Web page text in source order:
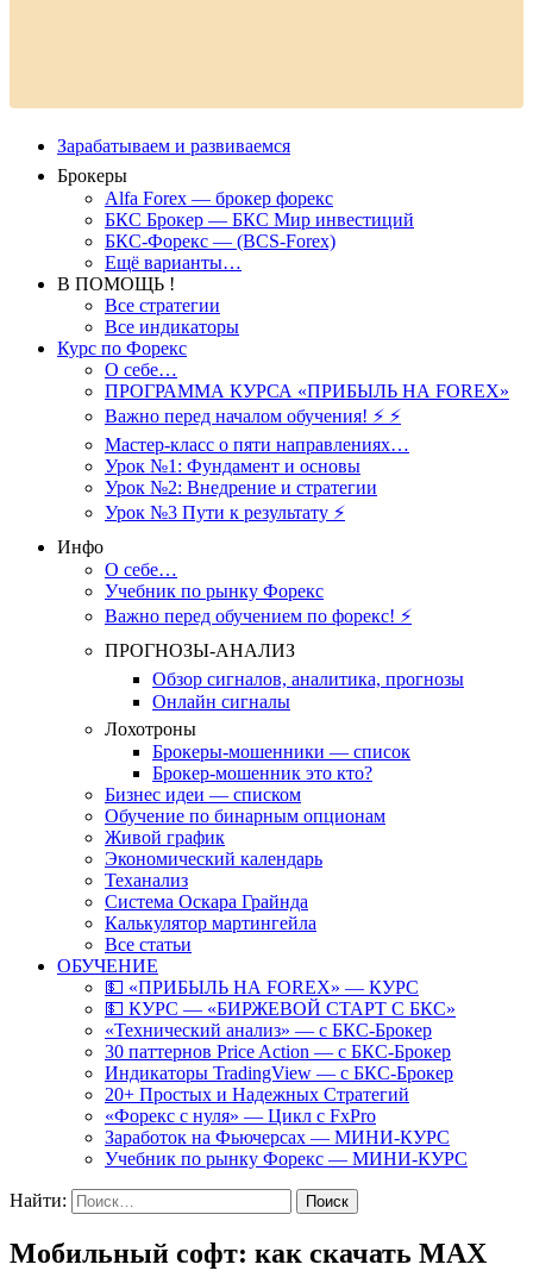
Зарабатываем и развиваемся
Брокеры
Alfa Forex — брокер форекс
БКС Брокер — БКС Мир инвестиций
БКС-Форекс — (BCS-Forex)
Ещё варианты…
В ПОМОЩЬ !
Все стратегии
Все индикаторы
Курс по Форекс
О себе…
ПРОГРАММА КУРСА «ПРИБЫЛЬ НА FOREX»
Важно перед началом обучения! ⚡ ⚡
Мастер-класс о пяти направлениях…
Урок №1: Фундамент и основы
Урок №2: Внедрение и стратегии
Урок №3 Пути к результату ⚡️
Инфо
О себе…
Учебник по рынку Форекс
Важно перед обучением по форекс! ⚡
ПРОГНОЗЫ-АНАЛИЗ
Обзор сигналов, аналитика, прогнозы
Онлайн сигналы
Лохотроны
Брокеры-мошенники — список
Брокер-мошенник это кто?
Бизнес идеи — списком
Обучение по бинарным опционам
Живой график
Экономический календарь
Теханализ
Система Оскара Грайнда
Калькулятор мартингейла
Все статьи
ОБУЧЕНИЕ
💵 «ПРИБЫЛЬ НА FOREX» — КУРС
💵 КУРС — «БИРЖЕВОЙ СТАРТ С БКС»
«Технический анализ» — с БКС-Брокер
30 паттернов Price Action — с БКС-Брокер
Индикаторы TradingView — с БКС-Брокер
20+ Простых и Надежных Стратегий
«Форекс с нуля» — Цикл с FxPro
Заработок на Фьючерсах — МИНИ-КУРС
Учебник по рынку Форекс — МИНИ-КУРС
Найти:
Мобильный софт: как скачать MAX